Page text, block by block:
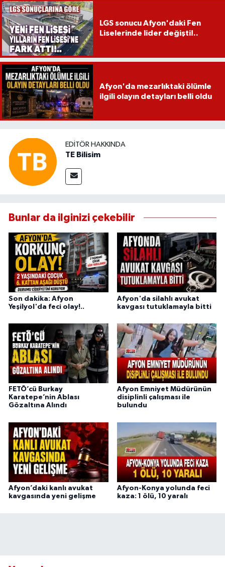
LGS sonucu Afyon'daki Fen
Liselerinde lider değişti!..
Afyon'da mezarlıktaki ölümle
ilgili olayın detayları belli oldu
EDITÖR HAKKINDA
TE Bilisim
Bunlar da ilginizi çekebilir
Son dakika: Afyon
Yeşilyol'da feci olay!..
Afyon'da silahlı avukat
kavgası tutuklamayla bitti
FETÖ’cü Burkay
Karatepe’nin Ablası
Gözaltına Alındı
Afyon Emniyet Müdürünün
disiplinli çalışması ile
bulundu
Afyon’daki kanlı avukat
kavgasında yeni gelişme
Afyon-Konya yolunda feci
kaza: 1 ölü, 10 yaralı